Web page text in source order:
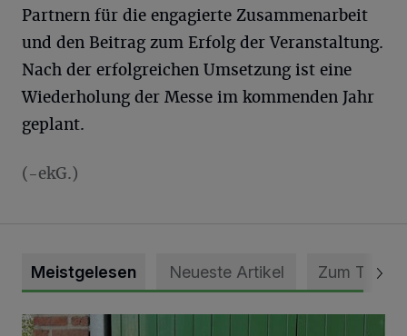
Partnern für die engagierte Zusammenarbeit
und den Beitrag zum Erfolg der Veranstaltung.
Nach der erfolgreichen Umsetzung ist eine
Wiederholung der Messe im kommenden Jahr
geplant.
(-ekG.)
Meistgelesen Neueste Artikel Zum Thema
Vorbildlicher Einsatz für den Artenschutz gewürdigt